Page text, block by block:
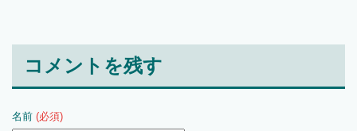
コメントを残す
名前 (必須)